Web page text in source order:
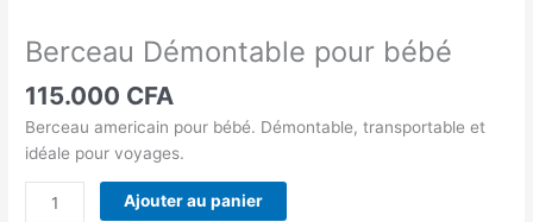
Berceau Démontable pour bébé
115.000 CFA
Berceau americain pour bébé. Démontable, transportable et
idéale pour voyages.
Ajouter au panier